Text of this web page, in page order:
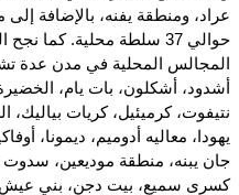
عراد، ومنطقة يفنه، بالإضافة
حوالي 37 سلطة محلية. كما
المجالس المحلية في مدن عدة
أشدود، أشكلون، بات يام،
نتيفوت، كرميئيل، كريات بياليك،
يهودا، معاليه أدوميم، ديمونا،
جان يبنه، منطقة موديعين، سدوت
كسرى سميع، بيت دجن، بني